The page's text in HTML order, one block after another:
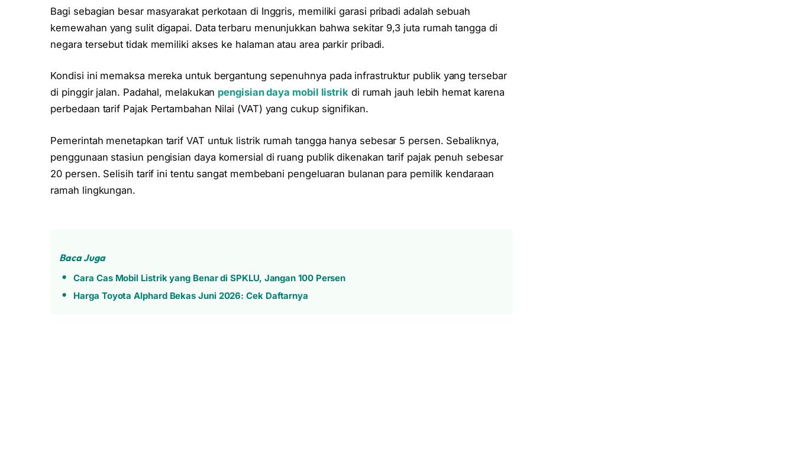
Bagi sebagian besar masyarakat perkotaan di Inggris, memiliki garasi pribadi adalah sebuah
kemewahan yang sulit digapai. Data terbaru menunjukkan bahwa sekitar 9,3 juta rumah tangga di
negara tersebut tidak memiliki akses ke halaman atau area parkir pribadi.
Kondisi ini memaksa mereka untuk bergantung sepenuhnya pada infrastruktur publik yang tersebar
di pinggir jalan. Padahal, melakukan pengisian daya mobil listrikdi rumah jauh lebih hemat karena
perbedaan tarif Pajak Pertambahan Nilai (VAT) yang cukup signifikan.
Pemerintah menetapkan tarif VAT untuk listrik rumah tangga hanya sebesar 5 persen. Sebaliknya,
penggunaan stasiun pengisian daya komersial di ruang publik dikenakan tarif pajak penuh sebesar
20 persen. Selisih tarif ini tentu sangat membebani pengeluaran bulanan para pemilik kendaraan
ramah lingkungan.
Baca Juga
Cara Cas Mobil Listrik yang Benar di SPKLU, Jangan 100 Persen
Harga Toyota Alphard Bekas Juni 2026: Cek Daftarnya